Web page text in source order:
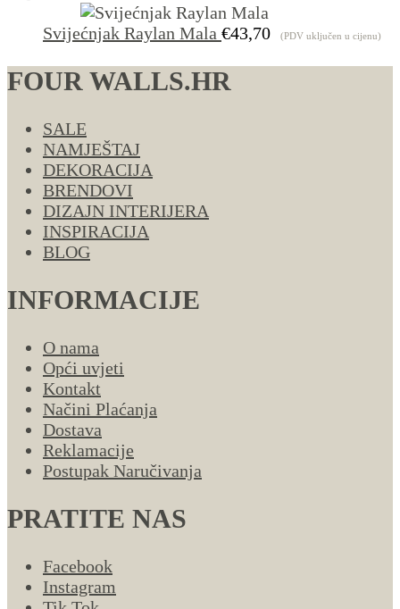
Svijećnjak Raylan Mala €43,70 (PDV uključen u cijenu)
FOUR WALLS.HR
SALE
NAMJEŠTAJ
DEKORACIJA
BRENDOVI
DIZAJN INTERIJERA
INSPIRACIJA
BLOG
INFORMACIJE
O nama
Opći uvjeti
Kontakt
Načini Plaćanja
Dostava
Reklamacije
Postupak Naručivanja
PRATITE NAS
Facebook
Instagram